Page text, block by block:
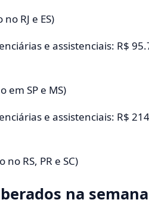
RJ e ES)
e assistenciais: R$
em SP e MS)
e assistenciais: R$
RS, PR e SC)
na